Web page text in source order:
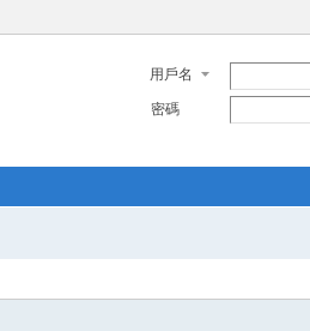
用戶名
密碼